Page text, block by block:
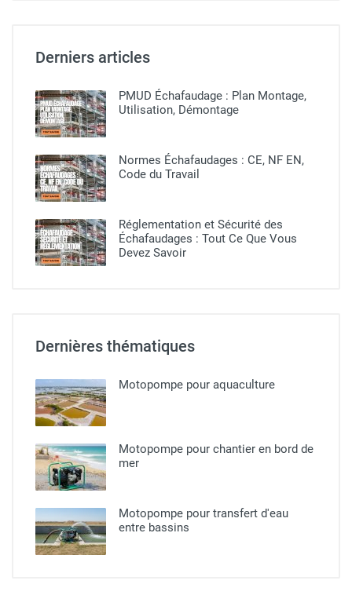
Derniers articles
PMUD Échafaudage : Plan Montage,
Utilisation, Démontage
Normes Échafaudages : CE, NF EN,
Code du Travail
Réglementation et Sécurité des
Échafaudages : Tout Ce Que Vous
Devez Savoir
Dernières thématiques
Motopompe pour aquaculture
Motopompe pour chantier en bord de
mer
Motopompe pour transfert d'eau
entre bassins